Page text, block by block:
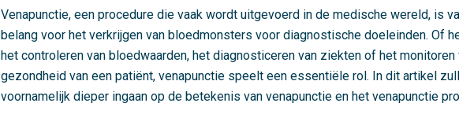
Venapunctie, een procedure die vaak wordt uitgevoerd in de medische wereld, is
belang voor het verkrijgen van bloedmonsters voor diagnostische doeleinden. Of
het controleren van bloedwaarden, het diagnosticeren van ziekten of het monitoren
gezondheid van een patiënt, venapunctie speelt een essentiële rol. In dit artikel
voornamelijk dieper ingaan op de betekenis van venapunctie en het venapunctie